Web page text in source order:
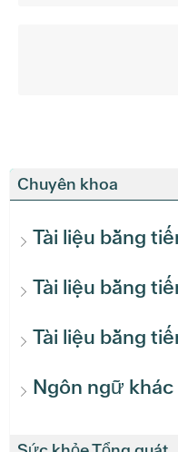
Chuyên khoa
Tài liệu bằng
Tài liệu bằng
Tài liệu bằng
Ngôn ngữ khác